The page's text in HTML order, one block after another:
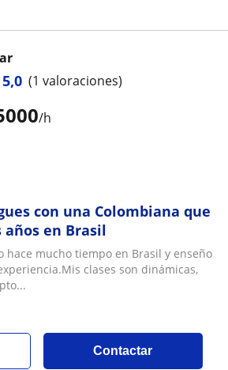
/h
5,0 (1 valoraciones)
con una Colombiana que
en Brasil
hace mucho tiempo en Brasil y enseño
clases son dinámicas,
Contactar